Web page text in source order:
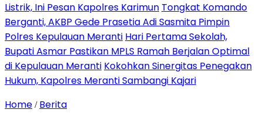
Listrik, Ini Pesan Kapolres Karimun Tongkat Komando
Berganti, AKBP Gede Prasetia Adi Sasmita Pimpin
Polres Kepulauan Meranti Hari Pertama Sekolah,
Bupati Asmar Pastikan MPLS Ramah Berjalan Optimal
di Kepulauan Meranti Kokohkan Sinergitas Penegakan
Hukum, Kapolres Meranti Sambangi Kajari
Home / Berita